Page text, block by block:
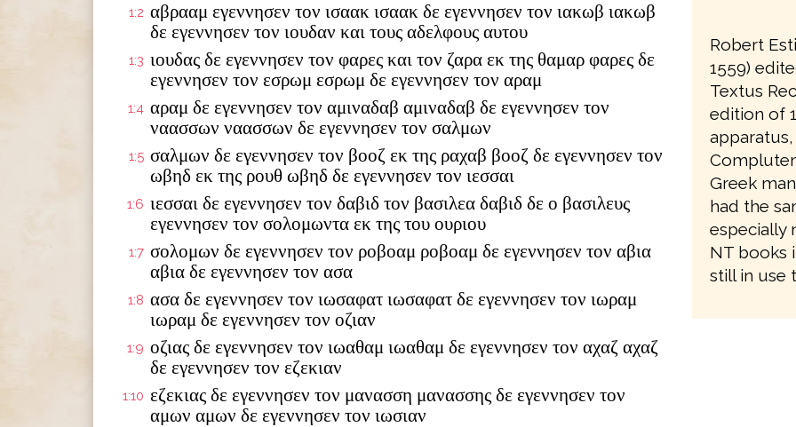
1:2 αβρααμ εγεννησεν τον ισαακ ισαακ δε εγεννησεν τον ιακωβ ιακωβ
δε εγεννησεν τον ιουδαν και τους αδελφους αυτου
1:3 ιουδας δε εγεννησεν τον φαρες και τον ζαρα εκ της θαμαρ φαρες δε
εγεννησεν τον εσρωμ εσρωμ δε εγεννησεν τον αραμ
1:4 αραμ δε εγεννησεν τον αμιναδαβ αμιναδαβ δε εγεννησεν τον
ναασσων ναασσων δε εγεννησεν τον σαλμων
1:5 σαλμων δε εγεννησεν τον βοοζ εκ της ραχαβ βοοζ δε εγεννησεν τον
ωβηδ εκ της ρουθ ωβηδ δε εγεννησεν τον ιεσσαι
1:6 ιεσσαι δε εγεννησεν τον δαβιδ τον βασιλεα δαβιδ δε ο βασιλευς
εγεννησεν τον σολομωντα εκ της του ουριου
1:7 σολομων δε εγεννησεν τον ροβοαμ ροβοαμ δε εγεννησεν τον αβια
αβια δε εγεννησεν τον ασα
1:8 ασα δε εγεννησεν τον ιωσαφατ ιωσαφατ δε εγεννησεν τον ιωραμ
ιωραμ δε εγεννησεν τον οζιαν
1:9 οζιας δε εγεννησεν τον ιωαθαμ ιωαθαμ δε εγεννησεν τον αχαζ αχαζ
δε εγεννησεν τον εζεκιαν
1:10 εζεκιας δε εγεννησεν τον μανασση μανασσης δε εγεννησεν τον
αμων αμων δε εγεννησεν τον ιωσιαν
Robert
1559)
Textus
edition of
Greek
had the
especially
NT books
still in use